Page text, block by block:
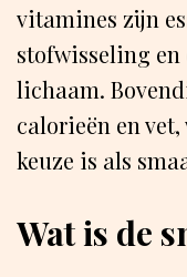
vitamines zijn
stofwisseling
lichaam.
calorieën en
keuze is als
Wat is de